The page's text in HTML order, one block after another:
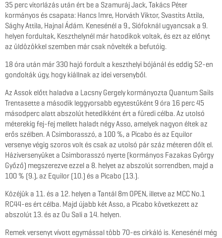
35 perc vitorlázás után ért be a Szamuráj Jack, Takács Péter
kormányos és csapata: Hancs Imre, Horváth Viktor, Svastits Attila,
Sághy Attila, Hajnal Ádám. Kenesénél a 9., Siófoknál ugyancsak a 9.
helyen fordultak, Keszthelynél már hatodikok voltak, és ezt az előnyt
az üldözökkel szemben már csak növelték a befutóig.
18 óra után már 330 hajó fordult a keszthelyi bójánál és eddig 52-en
gondolták úgy, hogy kiállnak az idei versenyből.
Az Assok előtt haladva a Lacsny Gergely kormányozta Quantum Sails
Trentasette a második leggyorsabb egytestűként 9 óra 16 perc 45
másodperc alatt abszolút hetedikként ért a füredi célba. Az utolsó
méterekig fej-fej mellett haladt négy Asso, amelyek nagyon éltek az
erős szélben. A Csimborasszó, a 100 %, a Picabo és az Equilor
versenye végig szoros volt és csak az utolsó pár száz méteren dőlt el.
Háziversenyüket a Csimborasszó nyerte (kormányos Fazakas György
Győző) megszerezve ezzel a 8. helyet az abszolút sorrendben, majd a
100 % (9.), az Equilor (10.) és a Picabo (13.).
Közéjük a 11. és a 12. helyen a Tantál 8m OPEN, illetve az MCC No.1
RC44-es ért célba. Majd újabb két Asso, a Picabo következett az
abszolút 13. és az Ou Sali a 14. helyen.
Remek versenyt vívott egymással több 70-es cirkáló is. Kenesénél még